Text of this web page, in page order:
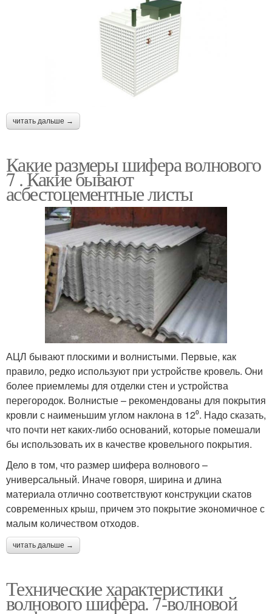
читать дальше →
Какие размеры шифера волнового
7 . Какие бывают
асбестоцементные листы
АЦЛ бывают плоскими и волнистыми. Первые, как
правило, редко используют при устройстве кровель. Они
более приемлемы для отделки стен и устройства
перегородок. Волнистые – рекомендованы для покрытия
кровли с наименьшим углом наклона в 12⁰. Надо сказать,
что почти нет каких-либо оснований, которые помешали
бы использовать их в качестве кровельного покрытия.
Дело в том, что размер шифера волнового –
универсальный. Иначе говоря, ширина и длина
материала отлично соответствуют конструкции скатов
современных крыш, причем это покрытие экономичное с
малым количеством отходов.
читать дальше →
Технические характеристики
волнового шифера. 7-волновой